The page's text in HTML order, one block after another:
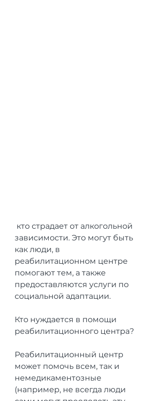
зависимости. Это могут быть
как люди, в
реабилитационном центре
помогают тем, а также
предоставляются услуги по
социальной адаптации.
Кто нуждается в помощи
реабилитационного центра?
Реабилитационный центр
может помочь всем, так и
немедикаментозные
(например, не всегда люди